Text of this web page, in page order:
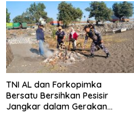
TNI AL dan Forkopimka
Bersatu Bersihkan Pesisir
Jangkar dalam Gerakan